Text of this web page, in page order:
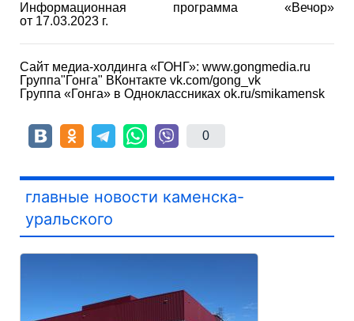
Информационная программа «Вечор»
от 17.03.2023 г.
Сайт медиа-холдинга «ГОНГ»: www.gongmedia.ru
Группа"Гонга" ВКонтакте vk.com/gong_vk
Группа «Гонга» в Одноклассниках ok.ru/smikamensk
0
главные новости каменска-
уральского